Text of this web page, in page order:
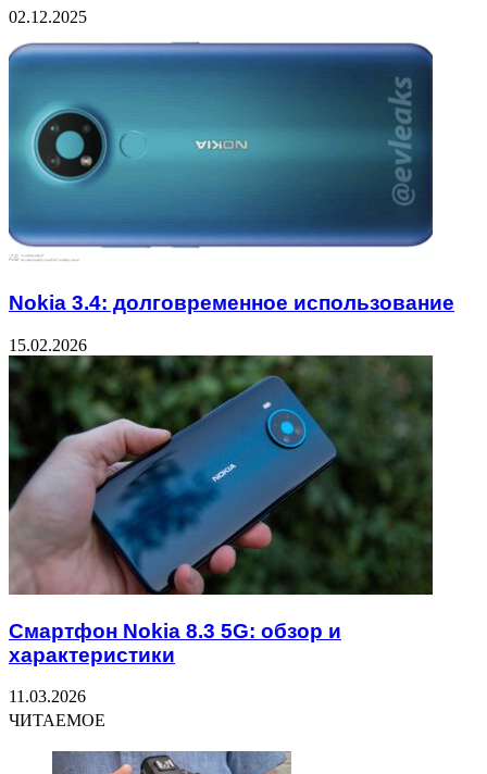
02.12.2025
Nokia 3.4: долговременное использование
15.02.2026
Смартфон Nokia 8.3 5G: обзор и
характеристики
11.03.2026
ЧИТАЕМОЕ